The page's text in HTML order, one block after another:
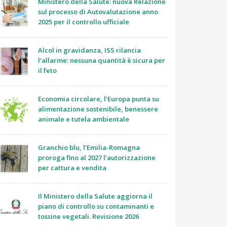
sul processo di Autovalutazione anno
2025 per il controllo ufficiale
Alcol in gravidanza, ISS rilancia
l’allarme: nessuna quantità è sicura per
il feto
Economia circolare, l’Europa punta su
alimentazione sostenibile, benessere
animale e tutela ambientale
Granchio blu, l’Emilia-Romagna
proroga fino al 2027 l’autorizzazione
per cattura e vendita
Il Ministero della Salute aggiorna il
piano di controllo su contaminanti e
tossine vegetali. Revisione 2026